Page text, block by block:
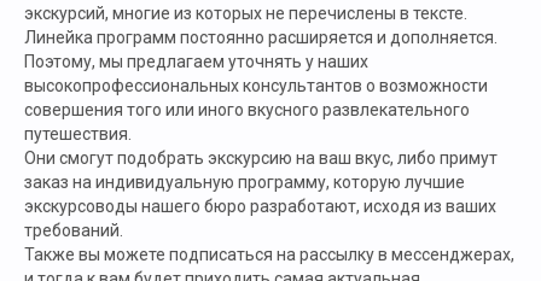
экскурсий, многие из которых не перечислены в тексте.
Линейка программ постоянно расширяется и дополняется.
Поэтому, мы предлагаем уточнять у наших
высокопрофессиональных консультантов о возможности
совершения того или иного вкусного развлекательного
путешествия.
Они смогут подобрать экскурсию на ваш вкус, либо примут
заказ на индивидуальную программу, которую лучшие
экскурсоводы нашего бюро разработают, исходя из ваших
требований.
Также вы можете подписаться на рассылку в мессенджерах,